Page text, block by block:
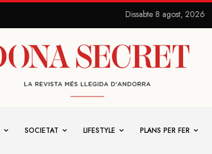
Dissabte 8 agost, 2026
SOCIETAT LIFESTYLE PLANS PER FER